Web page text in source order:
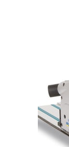
múltiples
variantes.
opciones